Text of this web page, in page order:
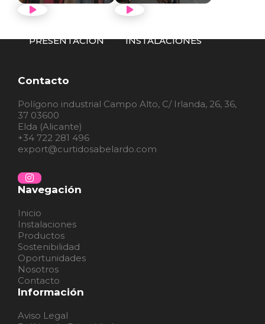
PRESENTACIÓN
INSTALACIONES
Contacto
Polígono industrial Campo Alto, C/ Irlanda, 26, 36,
37 03600
Elda (Alicante)
+34 722 281 496
export@curtidosabelardo.com
Navegación
Inicio
Instalaciones
Productos
Sostenibilidad
Oportunidades
Nosotros
Contacto
Información
Aviso Legal